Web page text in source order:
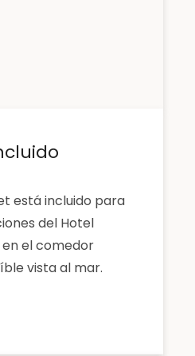
está incluido para
del Hotel
en el comedor
vista al mar.